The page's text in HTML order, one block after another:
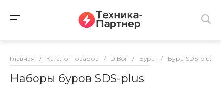
Главная / Каталог товаров / D.Bor / Буры / Буры SDS-plus
Наборы буров SDS-plus